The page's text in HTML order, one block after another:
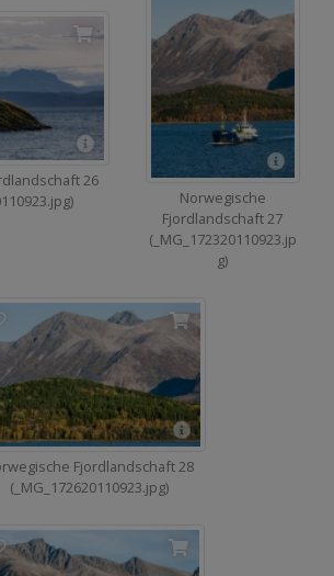
26
Norwegische
Fjordlandschaft 27
(_MG_172320110923.jp
g)
Fjordlandschaft 28
(_MG_172620110923.jpg)